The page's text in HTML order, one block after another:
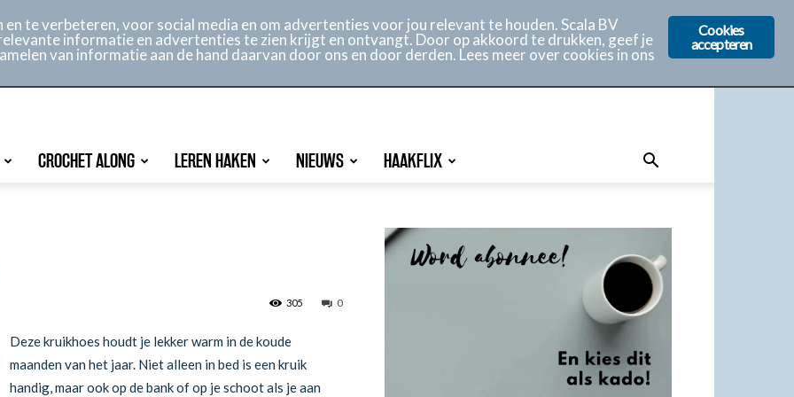
CROCHET ALONG LEREN HAKEN NIEUWS HAAKFLIX
0
305
Deze kruikhoes houdt je lekker warm in de koude
maanden van het jaar. Niet alleen in bed is een kruik
handig, maar ook op de bank of op je schoot als je aan
Cookies
accepteren
te verbeteren, voor social media en om advertenties voor jou relevant te houden. Scala BV
informatie en advertenties te zien krijgt en ontvangt. Door op akkoord te drukken, geef je
van informatie aan de hand daarvan door ons en door derden. Lees meer over cookies in ons